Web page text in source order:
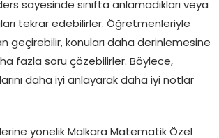
sayesinde sınıfta anlamadıkları veya
tekrar edebilirler. Öğretmenleriyle
geçirebilir, konuları daha derinlemesine
fazla soru çözebilirler. Böylece,
daha iyi anlayarak daha iyi notlar
yönelik Malkara Matematik Özel